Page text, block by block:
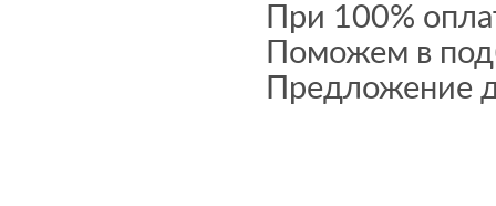
При 100%
Поможем в